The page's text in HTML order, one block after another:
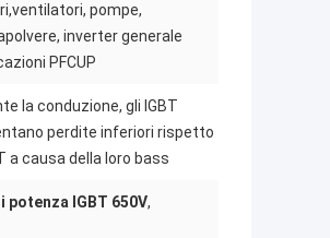
pompe,
inverter generale
PFCUP
la conduzione, gli IGBT
perdite inferiori rispetto
a causa della loro bass
IGBT 650V,